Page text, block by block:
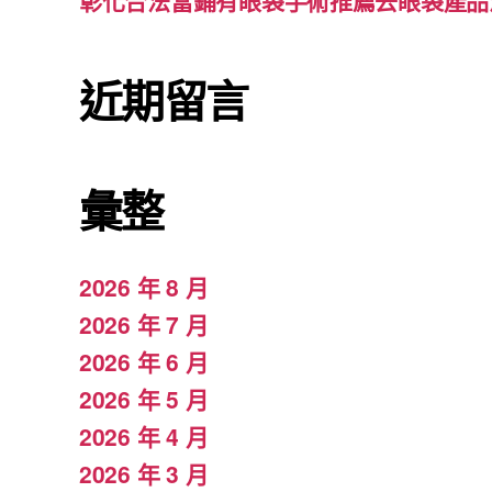
近期留言
彙整
2026 年 8 月
2026 年 7 月
2026 年 6 月
2026 年 5 月
2026 年 4 月
2026 年 3 月